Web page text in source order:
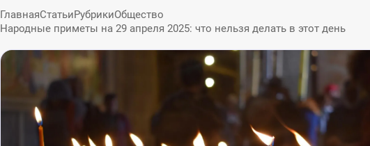
ГлавнаяСтатьиРубрикиОбщество
Народные приметы на 29 апреля 2025: что нельзя делать в этот день